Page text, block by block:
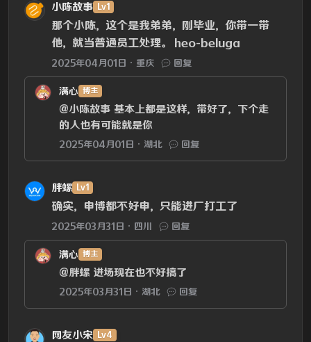
小陈故事 Lv1
那个小陈，这个是我弟弟，刚毕业，你带一带
他，就当普通员工处理。 heo-beluga
2025年04月01日 重庆 回复
满心 博主
@小陈故事 基本上都是这样，带好了，下个走
的人也有可能就是你
2025年04月01日 湖北 回复
胖螺 Lv1
确实，申博都不好申，只能进厂打工了
2025年03月31日 四川 回复
满心 博主
@胖螺 进场现在也不好搞了
2025年03月31日 湖北 回复
网友小宋 Lv4